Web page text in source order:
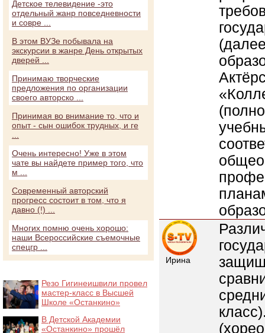
Ирина
Детское телевидение -это
отдельный жанр повседневности
и совре ...
В этом ВУЗе побывала на
экскурсии в жанре День открытых
дверей ...
Принимаю творческие
предложения по организации
своего авторско ...
Принимая во внимание то, что и
опыт - сын ошибок трудных, и ге
Очень интересно! Уже в этом
чате вы найдете пример того, что
м ...
Современный авторский
прогресс состоит в том, что я
давно (!) ...
Многих помню очень хорошо:
наши Всероссийские съемочные
спецгр ...
Резо Гигинеишвили провел
мастер-класс в Высшей
Школе «Останкино»
В Детской Академии
«Останкино» прошёл